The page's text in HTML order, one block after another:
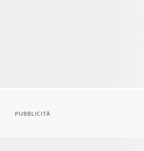
PUBBLICITÀ